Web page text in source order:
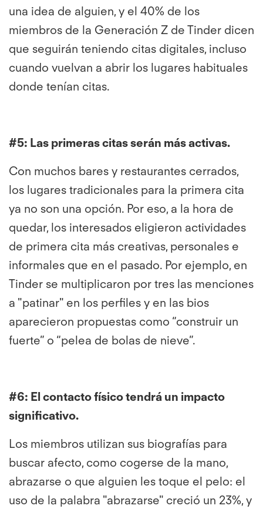
una idea de alguien, y el 40% de los
miembros de la Generación Z de Tinder dicen
que seguirán teniendo citas digitales, incluso
cuando vuelvan a abrir los lugares habituales
donde tenían citas.
#5: Las primeras citas serán más activas.
Con muchos bares y restaurantes cerrados,
los lugares tradicionales para la primera cita
ya no son una opción. Por eso, a la hora de
quedar, los interesados eligieron actividades
de primera cita más creativas, personales e
informales que en el pasado. Por ejemplo, en
Tinder se multiplicaron por tres las menciones
a "patinar" en los perfiles y en las bios
aparecieron propuestas como “construir un
fuerte” o “pelea de bolas de nieve”.
#6: El contacto físico tendrá un impacto
significativo.
Los miembros utilizan sus biografías para
buscar afecto, como cogerse de la mano,
abrazarse o que alguien les toque el pelo: el
uso de la palabra "abrazarse" creció un 23%, y